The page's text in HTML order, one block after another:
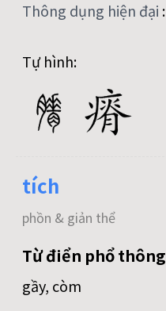
Thông dụng hiện đại :
Tự hình:
tích
phồn & giản thể
Từ điển phổ thông
gầy, còm